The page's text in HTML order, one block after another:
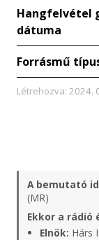
Hangfelvétel
dátuma
Forrásmű
Létrehozva: 2024.
A bemutató
(MR)
Ekkor a rádió
Elnök: Hárs